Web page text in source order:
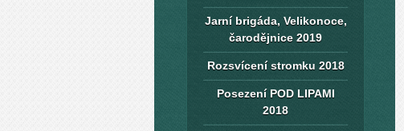
Jarní brigáda, Velikonoce,
čarodějnice 2019
Rozsvícení stromku 2018
Posezení POD LIPAMI
2018